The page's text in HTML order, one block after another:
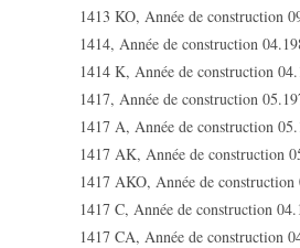
1413 KO, Année de construction
1414, Année de construction
1414 K, Année de construction
1417, Année de construction
1417 A, Année de construction
1417 AK, Année de construction
1417 AKO, Année de
1417 C, Année de construction
1417 CA, Année de construction